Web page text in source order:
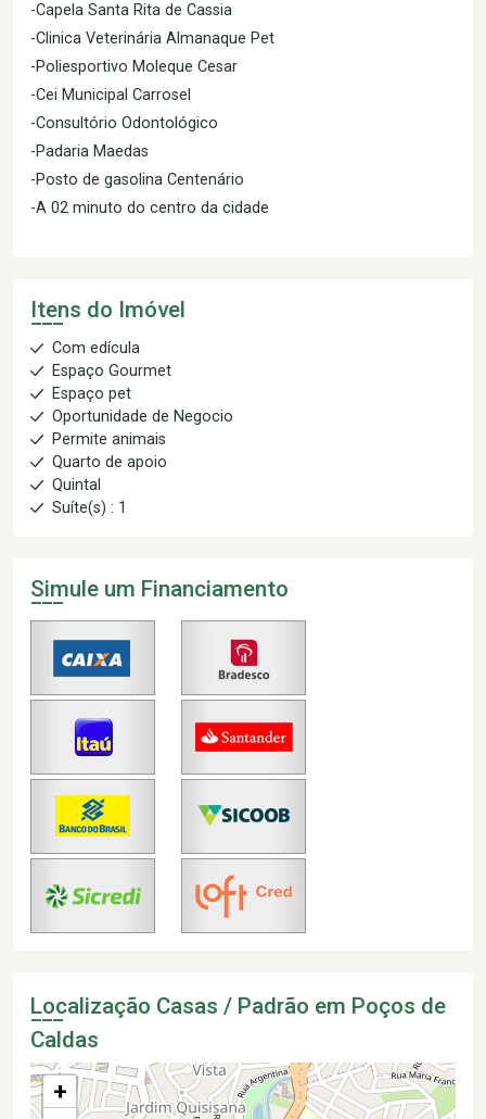
-Capela Santa Rita de Cassia
-Clinica Veterinária Almanaque Pet
-Poliesportivo Moleque Cesar
-Cei Municipal Carrosel
-Consultório Odontológico
-Padaria Maedas
-Posto de gasolina Centenário
-A 02 minuto do centro da cidade
Itens do Imóvel
Com edícula
Espaço Gourmet
Espaço pet
Oportunidade de Negocio
Permite animais
Quarto de apoio
Quintal
Suíte(s) : 1
Simule um Financiamento
Localização Casas / Padrão em Poços de
Caldas
+